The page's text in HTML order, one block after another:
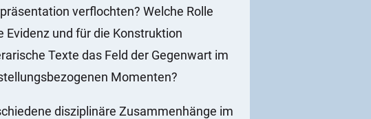
verflochten? Welche Rolle
und für die Konstruktion
Texte das Feld der Gegenwart im
Momenten?
disziplinäre Zusammenhänge im